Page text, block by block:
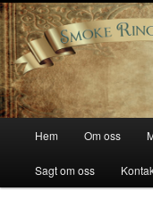
Hoppa
till
primärt
innehåll
Hoppa
till
sekundärt
innehållSmoke
Smoke Rings Sisters
Hem Om oss
Sagt om oss